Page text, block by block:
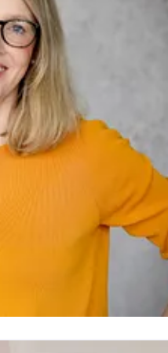
0208 899 59 151